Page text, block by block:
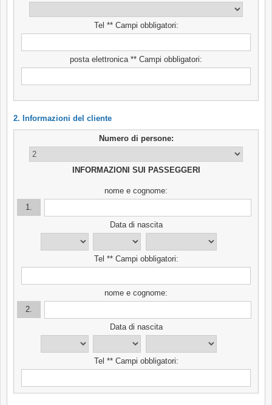
Tel ** Campi obbligatori:
posta elettronica ** Campi obbligatori:
2. Informazioni del cliente
Numero di persone:
INFORMAZIONI SUI PASSEGGERI
nome e cognome:
1.
Data di nascita
Tel ** Campi obbligatori:
nome e cognome:
2.
Data di nascita
Tel ** Campi obbligatori: